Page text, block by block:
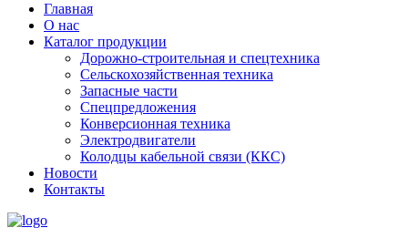
Главная
О нас
Каталог продукции
Дорожно-строительная и спецтехника
Сельскохозяйственная техника
Запасные части
Спецпредложения
Конверсионная техника
Электродвигатели
Колодцы кабельной связи (ККС)
Новости
Контакты